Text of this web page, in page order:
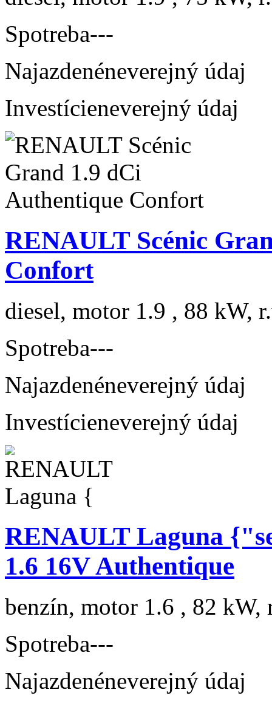
Spotreba---
Najazdenéneverejný údaj
Investícieneverejný údaj
RENAULT Scénic
Confort
diesel, motor 1.9 , 88 kW,
Spotreba---
Najazdenéneverejný údaj
Investícieneverejný údaj
RENAULT Laguna
1.6 16V Authentique
benzín, motor 1.6 , 82 kW,
Spotreba---
Najazdenéneverejný údaj